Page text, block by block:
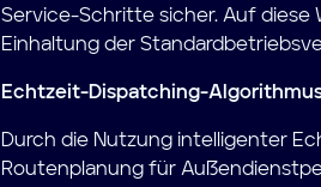
Service-Schritte sicher. Auf diese
Einhaltung der
Echtzeit-Dispatching-
Durch die Nutzung intelligenter
Routenplanung für